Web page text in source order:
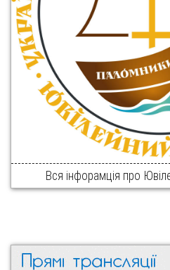
Вся інфорамція про